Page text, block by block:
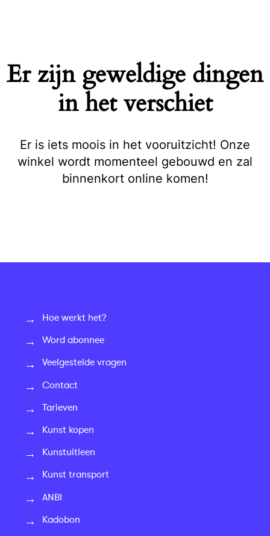
Er zijn geweldige dingen
in het verschiet
Er is iets moois in het vooruitzicht! Onze
winkel wordt momenteel gebouwd en zal
binnenkort online komen!
Hoe werkt het?
Word abonnee
Veelgestelde vragen
Contact
Tarieven
Kunst kopen
Kunstuitleen
Kunst transport
ANBI
Kadobon